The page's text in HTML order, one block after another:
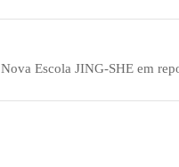
Nova Escola JING-SHE em